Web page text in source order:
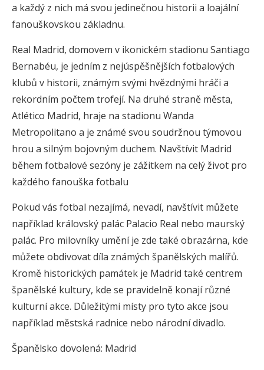
a každý z nich má svou jedinečnou historii a loajální
fanouškovskou základnu.
Real Madrid, domovem v ikonickém stadionu Santiago
Bernabéu, je jedním z nejúspěšnějších fotbalových
klubů v historii, známým svými hvězdnými hráči a
rekordním počtem trofejí. Na druhé straně města,
Atlético Madrid, hraje na stadionu Wanda
Metropolitano a je známé svou soudržnou týmovou
hrou a silným bojovným duchem. Navštívit Madrid
během fotbalové sezóny je zážitkem na celý život pro
každého fanouška fotbalu
Pokud vás fotbal nezajímá, nevadí, navštívit můžete
například královský palác Palacio Real nebo maurský
palác. Pro milovníky umění je zde také obrazárna, kde
můžete obdivovat díla známých španělských malířů.
Kromě historických památek je Madrid také centrem
španělské kultury, kde se pravidelně konají různé
kulturní akce. Důležitými místy pro tyto akce jsou
například městská radnice nebo národní divadlo.
Španělsko dovolená: Madrid